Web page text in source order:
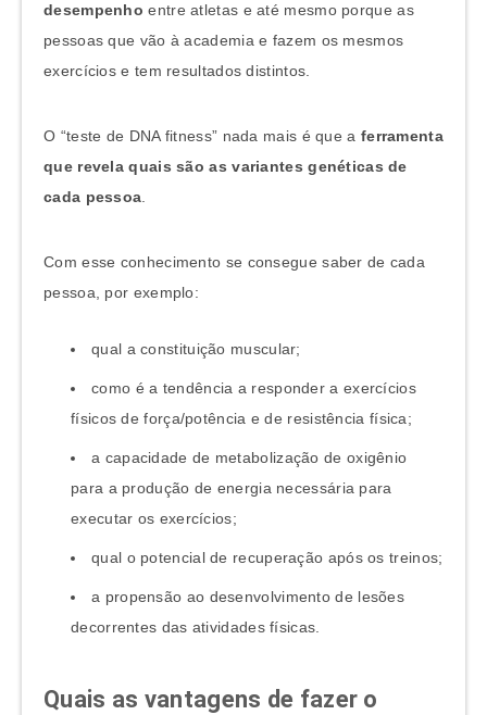
desempenho entre atletas e até mesmo porque as
pessoas que vão à academia e fazem os mesmos
exercícios e tem resultados distintos.
O “teste de DNA fitness” nada mais é que a ferramenta
que revela quais são as variantes genéticas de
cada pessoa
Com esse conhecimento se consegue saber de cada
pessoa, por exemplo:
qual a constituição muscular;
como é a tendência a responder a exercícios
físicos de força/potência e de resistência física;
a capacidade de metabolização de oxigênio
para a produção de energia necessária para
executar os exercícios;
qual o potencial de recuperação após os treinos;
a propensão ao desenvolvimento de lesões
decorrentes das atividades físicas.
Quais as vantagens de fazer o